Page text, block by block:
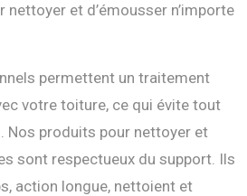
nettoyer et d’émousser n’importe
permettent un traitement
votre toiture, ce qui évite tout
Nos produits pour nettoyer et
sont respectueux du support. Ils
action longue, nettoient et